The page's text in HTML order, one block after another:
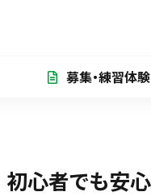
募集・練習体験
初心者でも安心